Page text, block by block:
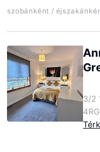
szobánként /
3/2